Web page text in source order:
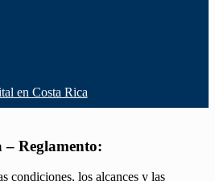
en Costa Rica
– Reglamento:
condiciones, los alcances y las